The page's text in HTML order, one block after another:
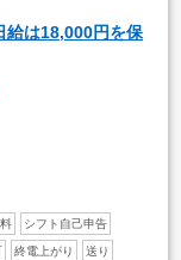
給は18,000円を保
シフト自己申告
終電上がり 送り